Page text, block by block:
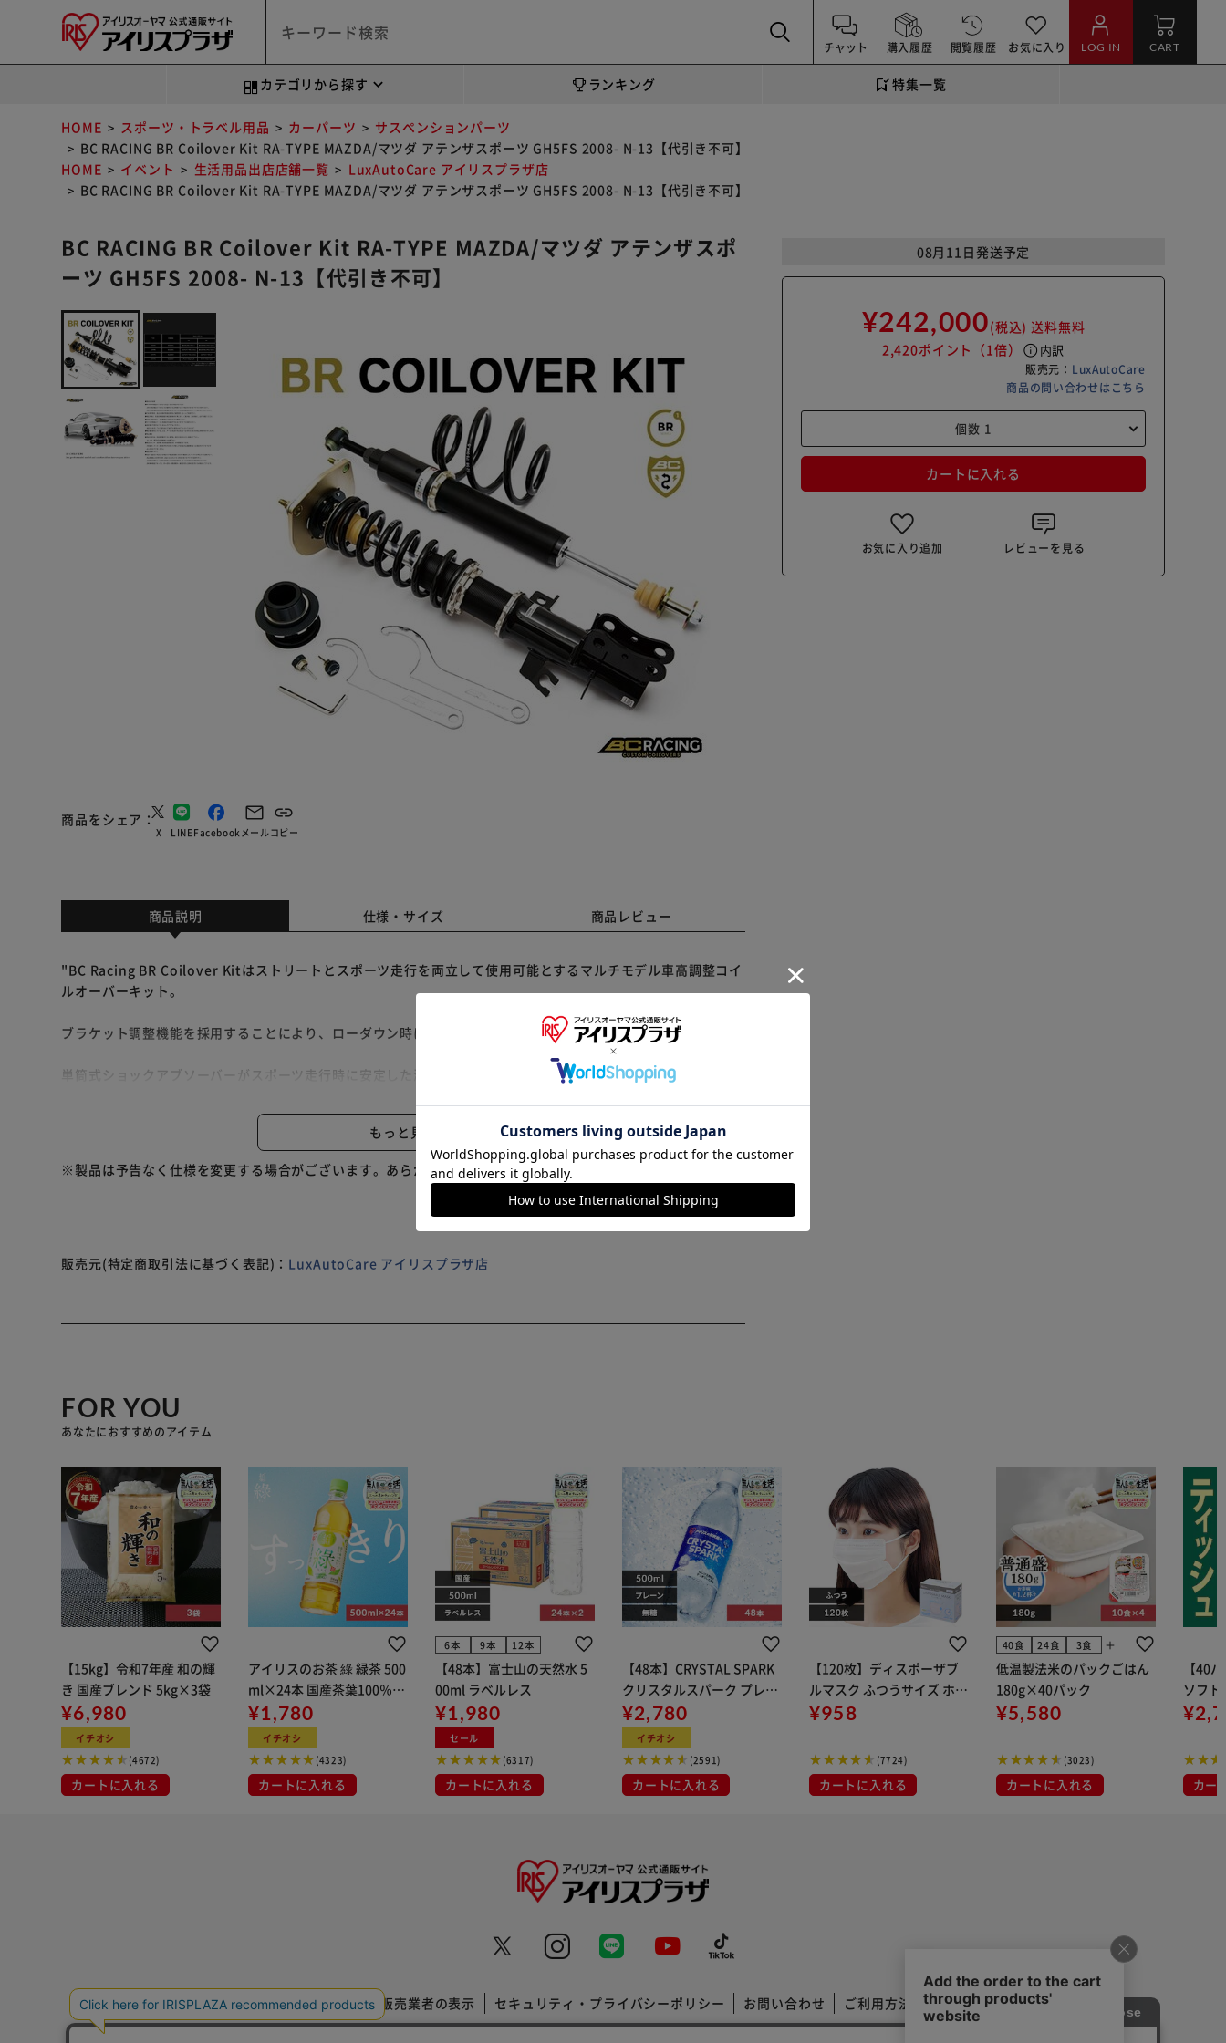
チャット 購入履歴 閲覧履歴 お気に入り LOG IN CART
カテゴリから探す ランキング 特集一覧
HOME スポーツ・トラベル用品 カーパーツ
サスペンションパーツ
BC RACING BR Coilover Kit RA-TYPE MAZDA/マツダ アテンザスポーツ GH5FS 2008- N-13【代引き不可】
HOME
イベント 生活用品出店店舗一覧
LuxAutoCare アイリスプラザ店
BC RACING BR Coilover Kit RA-TYPE MAZDA/マツダ アテンザスポーツ GH5FS 2008- N-13【代引き不可】
BC RACING BR Coilover Kit RA-TYPE MAZDA/マツダ アテンザスポ
ーツ GH5FS 2008- N-13【代引き不可】
商品をシェア
X LINEFacebookメールコピー
08月11日発送予定
¥242,000(税込) 送料無料
2,420ポイント （1倍） info 内訳
販売元： LuxAutoCare
商品の問い合わせはこちら
カートに入れる
お気に入り追加 レビューを見る
商品説明 仕様・サイズ 商品レビュー
"BC Racing BR Coilover Kitはストリートとスポーツ走行を両立して使用可能とするマルチモデル車高調整コイ
ルオーバーキット。
ブラケット調整機能を採用することにより、ローダウン時におこりがちなストローク不足を解消し、
単筒式ショックアブソーバーがスポーツ走行時に安定した減衰力を発揮。
また、30段階調整機能を採用することにより、お好みに合わせたコイルオーバーフィーリングを実現。
・バンプラバー、ダストブーツ、車高調整用専用レンチ付属
・ベアリング付アッパーシート付属（ストラット式フロント）
・スプリングレート変更可能:左右10,000円(税別)
・スプリング形状により不可能な場合がございますので、ご購入前に販売店様にお問い合わせください。
【注意】
一度、メーカーで受注するとキャンセル・商品変更ができません。
ご注文前に必ず、適合確認をお願いします。
ホームページ適合表http://hybrid-air.jp/bcracing/list/applicationlist.htmlを参照の上適合確認してくださ
い。
輸入車の場合は「17桁のVINコード」「型式」「年式」「車体番号」「類別区分番号」「型式指定番号」「純正
品番」を記載しお問合せください。
掲載の情報はデータ作成時の情報を元に掲載しています、「車両情報」「商品詳細」「品番」など更新されてい
事前に適合確認を無しでの購入で適合しなかった場合返品には応じられません。
もっと見る
※製品は予告なく仕様を変更する場合がございます。あらかじめご了承ください。
販売元(特定商取引法に基づく表記)： LuxAutoCare アイリスプラザ店
FOR YOU
あなたにおすすめのアイテム
【15kg】令和7年産 和の輝
き 国産ブレンド 5kg×3袋
¥6,980
イチオシ
(4672)
カートに入れる
アイリスのお茶 綠 緑茶 500
ml×24本 国産茶葉100％使
用
¥1,780
イチオシ
(4323)
カートに入れる
6本 9本 12本
【48本】富士山の天然水 5
00ml ラベルレス
¥1,980
セール
(6317)
カートに入れる
【48本】CRYSTAL SPARK
クリスタルスパーク プレー
ン 500ml
¥2,780
イチオシ
(2591)
カートに入れる
【120枚】ディスポーザブ
ルマスク ふつうサイズ ホワ
イト 大容量 DISPOSABLE
布
¥958
(7724)
カートに入れる
40食 24食 3食 add
低温製法米のパックごはん
180g×40パック
¥5,580
(3023)
カートに入れる
【40
ソフ
組) 5
カー
特定商取引法に基づく通信販売業者の表示 セキュリティ・プライバシーポリシー お問い合わせ ご利用方法 ご利用規約
※ご確認ください